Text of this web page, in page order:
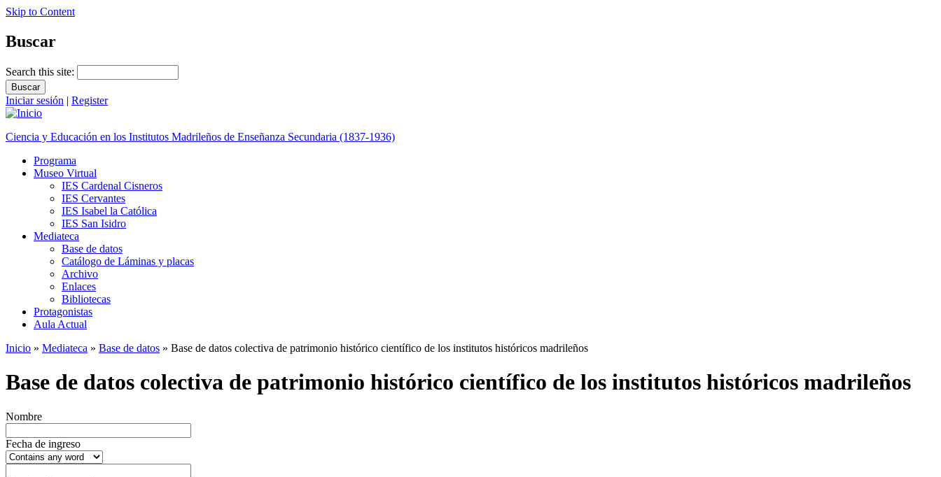
Skip to Content
Buscar
Search this site:
Iniciar sesión | Register
Ciencia y Educación en los Institutos Madrileños de Enseñanza Secundaria (1837-1936)
Programa
Museo Virtual
IES Cardenal Cisneros
IES Cervantes
IES Isabel la Católica
IES San Isidro
Mediateca
Base de datos
Catálogo de Láminas y placas
Archivo
Enlaces
Bibliotecas
Protagonistas
Aula Actual
Inicio » Mediateca » Base de datos » Base de datos colectiva de patrimonio histórico científico de los institutos históricos madrileños
Base de datos colectiva de patrimonio histórico científico de los institutos históricos madrileños
Nombre
Fecha de ingreso